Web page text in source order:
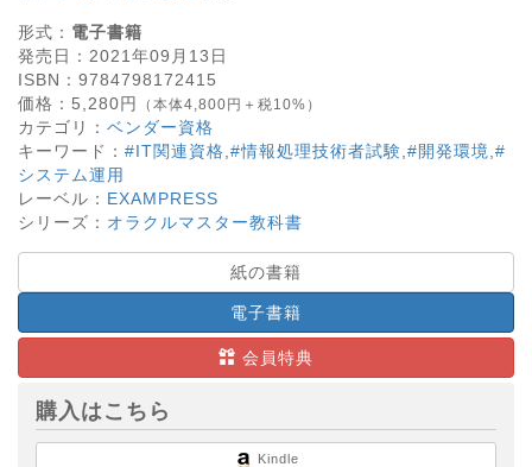
形式： 電子書籍
発売日： 2021年09月13日
ISBN： 9784798172415
価格： 5,280円 （本体4,800円＋税10%）
カテゴリ： ベンダー資格
キーワード： #IT関連資格 #情報処理技術者試験 #開発環境 #
システム運用
レーベル： EXAMPRESS
シリーズ： オラクルマスター教科書
紙の書籍
電子書籍
会員特典
購入はこちら
Kindle